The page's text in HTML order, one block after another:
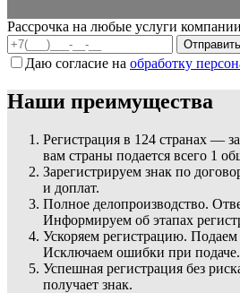
Рассрочка на любые услуги
Даю согласие на обработку
Наши преимущества
Регистрация в 124 странах —
вам страны подается всего 1
Зарегистрируем знак по
и доплат.
Полное делопроизводство.
Информируем об этапах
Ускоряем регистрацию. Подаем
Исключаем ошибки при подаче.
Успешная регистрация без
получает знак.